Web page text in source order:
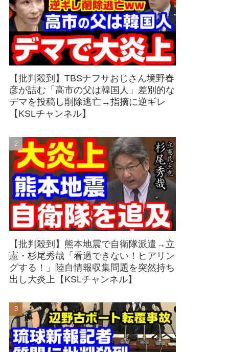
【批判殺到】TBSナフサおじさん境野春
彦が詰む「高市の父は韓国人」差別的な
デマを投稿し削除逃亡→指摘に逆ギレ
【KSLチャンネル】
【批判殺到】熊本地震で自衛隊派遣→立
憲・杉尾秀哉「看過できない！ヒアリン
グする！」陸自情報収集問題を突然持ち
出し大炎上【KSLチャンネル】